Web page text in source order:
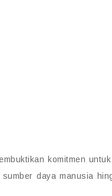
komitmen
daya manusia